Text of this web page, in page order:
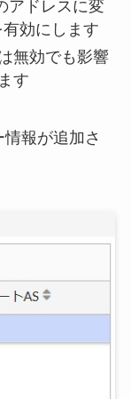
アドレスに変
効にします
無効でも影響
す
報が追加さ